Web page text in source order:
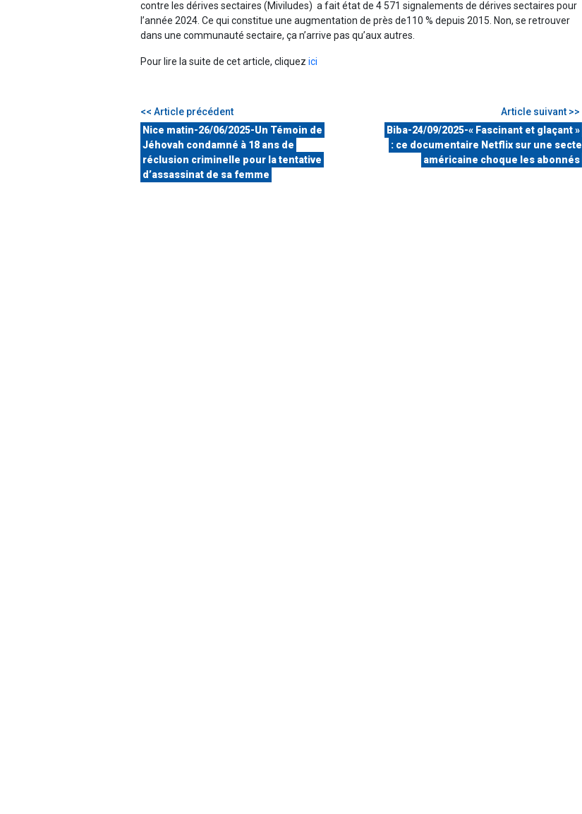
contre les dérives sectaires (Miviludes) a fait état de 4 571 signalements de dérives sectaires pour
l’année 2024. Ce qui constitue une augmentation de près de110 % depuis 2015. Non, se retrouver
dans une communauté sectaire, ça n’arrive pas qu’aux autres.
Pour lire la suite de cet article, cliquez ici
<< Article précédent
Nice matin-26/06/2025-Un Témoin de
Jéhovah condamné à 18 ans de
réclusion criminelle pour la tentative
d’assassinat de sa femme
Article suivant >>
Biba-24/09/2025-« Fascinant et glaçant »
: ce documentaire Netflix sur une secte
américaine choque les abonnés